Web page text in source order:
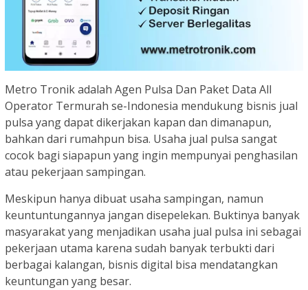
Metro Tronik adalah Agen Pulsa Dan Paket Data All
Operator Termurah se-Indonesia mendukung bisnis jual
pulsa yang dapat dikerjakan kapan dan dimanapun,
bahkan dari rumahpun bisa. Usaha jual pulsa sangat
cocok bagi siapapun yang ingin mempunyai penghasilan
atau pekerjaan sampingan.
Meskipun hanya dibuat usaha sampingan, namun
keuntuntungannya jangan disepelekan. Buktinya banyak
masyarakat yang menjadikan usaha jual pulsa ini sebagai
pekerjaan utama karena sudah banyak terbukti dari
berbagai kalangan, bisnis digital bisa mendatangkan
keuntungan yang besar.